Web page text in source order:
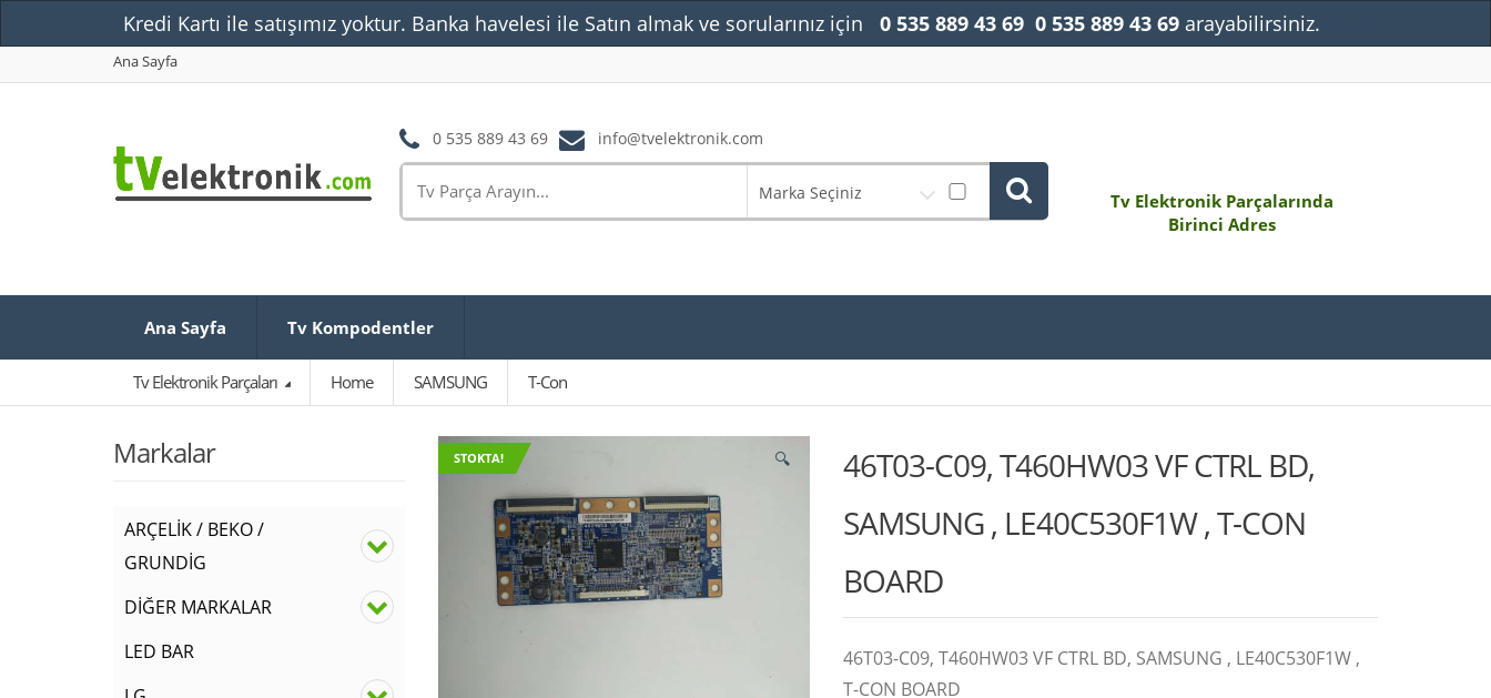
Ana Sayfa
0 535 889 43 69 info@tvelektronik.com
Marka Seçiniz
Tv Elektronik Parçalarında
Birinci Adres
Ana Sayfa Tv Kompodentler
Tv Elektronik Parçaları Home SAMSUNG T-Con
STOKTA! 🔍
46T03-C09, T460HW03 VF CTRL BD,
SAMSUNG , LE40C530F1W , T-CON
BOARD
46T03-C09, T460HW03 VF CTRL BD, SAMSUNG , LE40C530F1W ,
T-CON BOARD
Markalar
ARÇELİK / BEKO /
GRUNDİG
DİĞER MARKALAR
LED BAR
Kredi Kartı ile satışımız yoktur. Banka havelesi ile Satın almak ve sorularınız için 0 535 889 43 69 0 535 889 43 69 arayabilirsiniz.